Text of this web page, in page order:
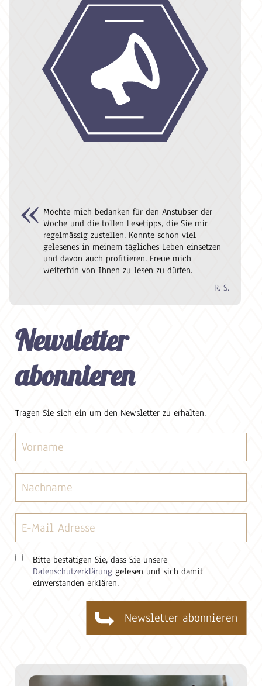
Möchte mich bedanken für den Anstubser der
Woche und die tollen Lesetipps, die Sie mir
regelmässig zustellen. Konnte schon viel
gelesenes in meinem tägliches Leben einsetzen
und davon auch profitieren. Freue mich
weiterhin von Ihnen zu lesen zu dürfen.
R. S.
Newsletter
abonnieren
Tragen Sie sich ein um den Newsletter zu erhalten.
Bitte bestätigen Sie, dass Sie unsere
Datenschutzerklärung gelesen und sich damit
einverstanden erklären.